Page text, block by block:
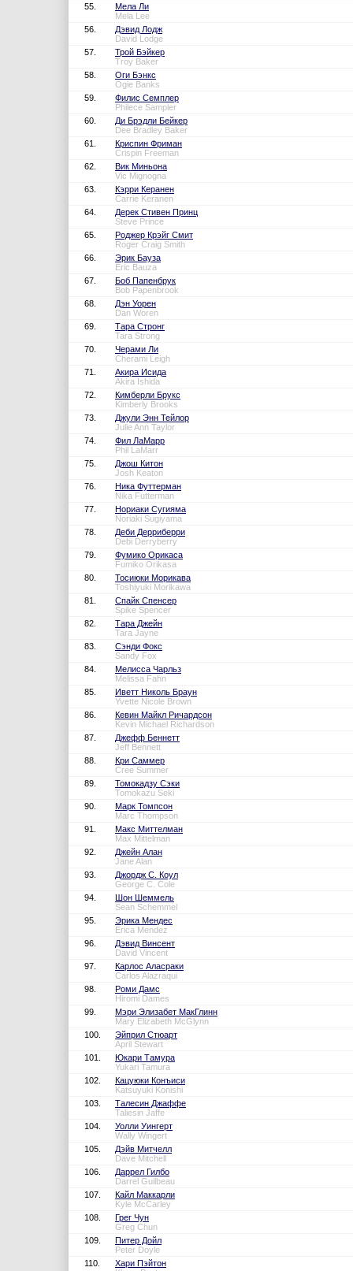
55.
Мела Ли
Mela Lee
56.
Дэвид Лодж
David Lodge
57.
Трой Бэйкер
Troy Baker
58.
Оги Бэнкс
Ogie Banks
59.
Филис Семплер
Philece Sampler
60.
Ди Брэдли Бейкер
Dee Bradley Baker
61.
Криспин Фриман
Crispin Freeman
62.
Вик Миньона
Vic Mignogna
63.
Кэрри Керанен
Carrie Keranen
64.
Дерек Стивен Принц
Steve Prince
65.
Роджер Крэйг Смит
Roger Craig Smith
66.
Эрик Бауза
Eric Bauza
67.
Боб Папенбрук
Bob Papenbrook
68.
Дэн Уорен
Dan Woren
69.
Тара Стронг
Tara Strong
70.
Черами Ли
Cherami Leigh
71.
Акира Исида
Akira Ishida
72.
Кимберли Брукс
Kimberly Brooks
73.
Джули Энн Тейлор
Julie Ann Taylor
74.
Фил ЛаМарр
Phil LaMarr
75.
Джош Китон
Josh Keaton
76.
Ника Футтерман
Nika Futterman
77.
Нориаки Сугияма
Noriaki Sugiyama
78.
Деби Дерриберри
Debi Derryberry
79.
Фумико Орикаса
Fumiko Orikasa
80.
Тосиюки Морикава
Toshiyuki Morikawa
81.
Спайк Спенсер
Spike Spencer
82.
Тара Джейн
Tara Jayne
83.
Сэнди Фокс
Sandy Fox
84.
Мелисса Чарльз
Melissa Fahn
85.
Иветт Николь Браун
Yvette Nicole Brown
86.
Кевин Майкл Ричардсон
Kevin Michael Richardson
87.
Джефф Беннетт
Jeff Bennett
88.
Кри Саммер
Cree Summer
89.
Томокадзу Сэки
Tomokazu Seki
90.
Марк Томпсон
Marc Thompson
91.
Макс Миттелман
Max Mittelman
92.
Джейн Алан
Jane Alan
93.
Джордж С. Коул
George C. Cole
94.
Шон Шеммель
Sean Schemmel
95.
Эрика Мендес
Erica Mendez
96.
Дэвид Винсент
David Vincent
97.
Карлос Аласраки
Carlos Alazraqui
98.
Роми Дамс
Hiromi Dames
99.
Мэри Элизабет МакГлинн
Mary Elizabeth McGlynn
100.
Эйприл Стюарт
April Stewart
101.
Юкари Тамура
Yukari Tamura
102.
Кацуюки Конъиси
Katsuyuki Konishi
103.
Талесин Джаффе
Taliesin Jaffe
104.
Уолли Уингерт
Wally Wingert
105.
Дэйв Митчелл
Dave Mitchell
106.
Даррел Гилбо
Darrel Guilbeau
107.
Кайл Маккарли
Kyle McCarley
108.
Грег Чун
Greg Chun
109.
Питер Дойл
Peter Doyle
110.
Хари Пэйтон